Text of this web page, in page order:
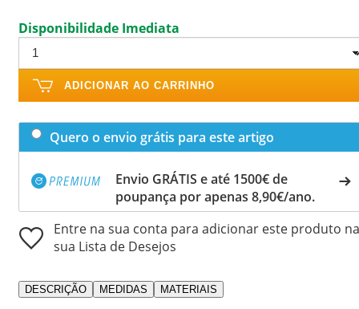
Disponibilidade Imediata
ADICIONAR AO CARRINHO
Quero o envio grátis para este artigo
Envio GRÁTIS e até 1500€ de
poupança por apenas 8,90€/ano.
Entre na sua conta para adicionar este produto na
sua Lista de Desejos
DESCRIÇÃO MEDIDAS MATERIAIS